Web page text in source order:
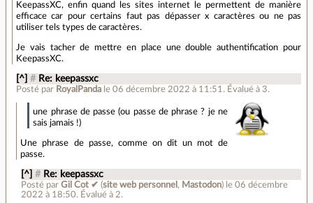
KeepassXC, enfin quand les sites internet le permettent de manière
efficace car pour certains faut pas dépasser x caractères ou ne pas
utiliser tels types de caractères.
Je vais tacher de mettre en place une double authentification pour
KeepassXC.
[^] # Re: keepassxc
Posté par RoyalPanda le 06 décembre 2022 à 11:51 . Évalué à 3.
une phrase de passe (ou passe de phrase ? je ne
sais jamais !)
Une phrase de passe, comme on dit un mot de
passe.
[^] # Re: keepassxc
Posté par Gil Cot ✔ (site web personnel , Mastodon) le 06 décembre
2022 à 18:50. Évalué à 2.